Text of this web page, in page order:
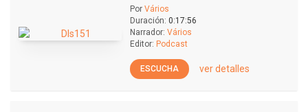
Por Vários
Duración: 0:17:56
Narrador: Vários
Editor: Podcast
ESCUCHA ver detalles